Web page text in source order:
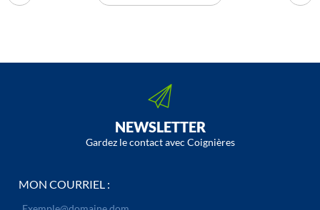
NEWSLETTER
Gardez le contact avec Coignières
MON COURRIEL :